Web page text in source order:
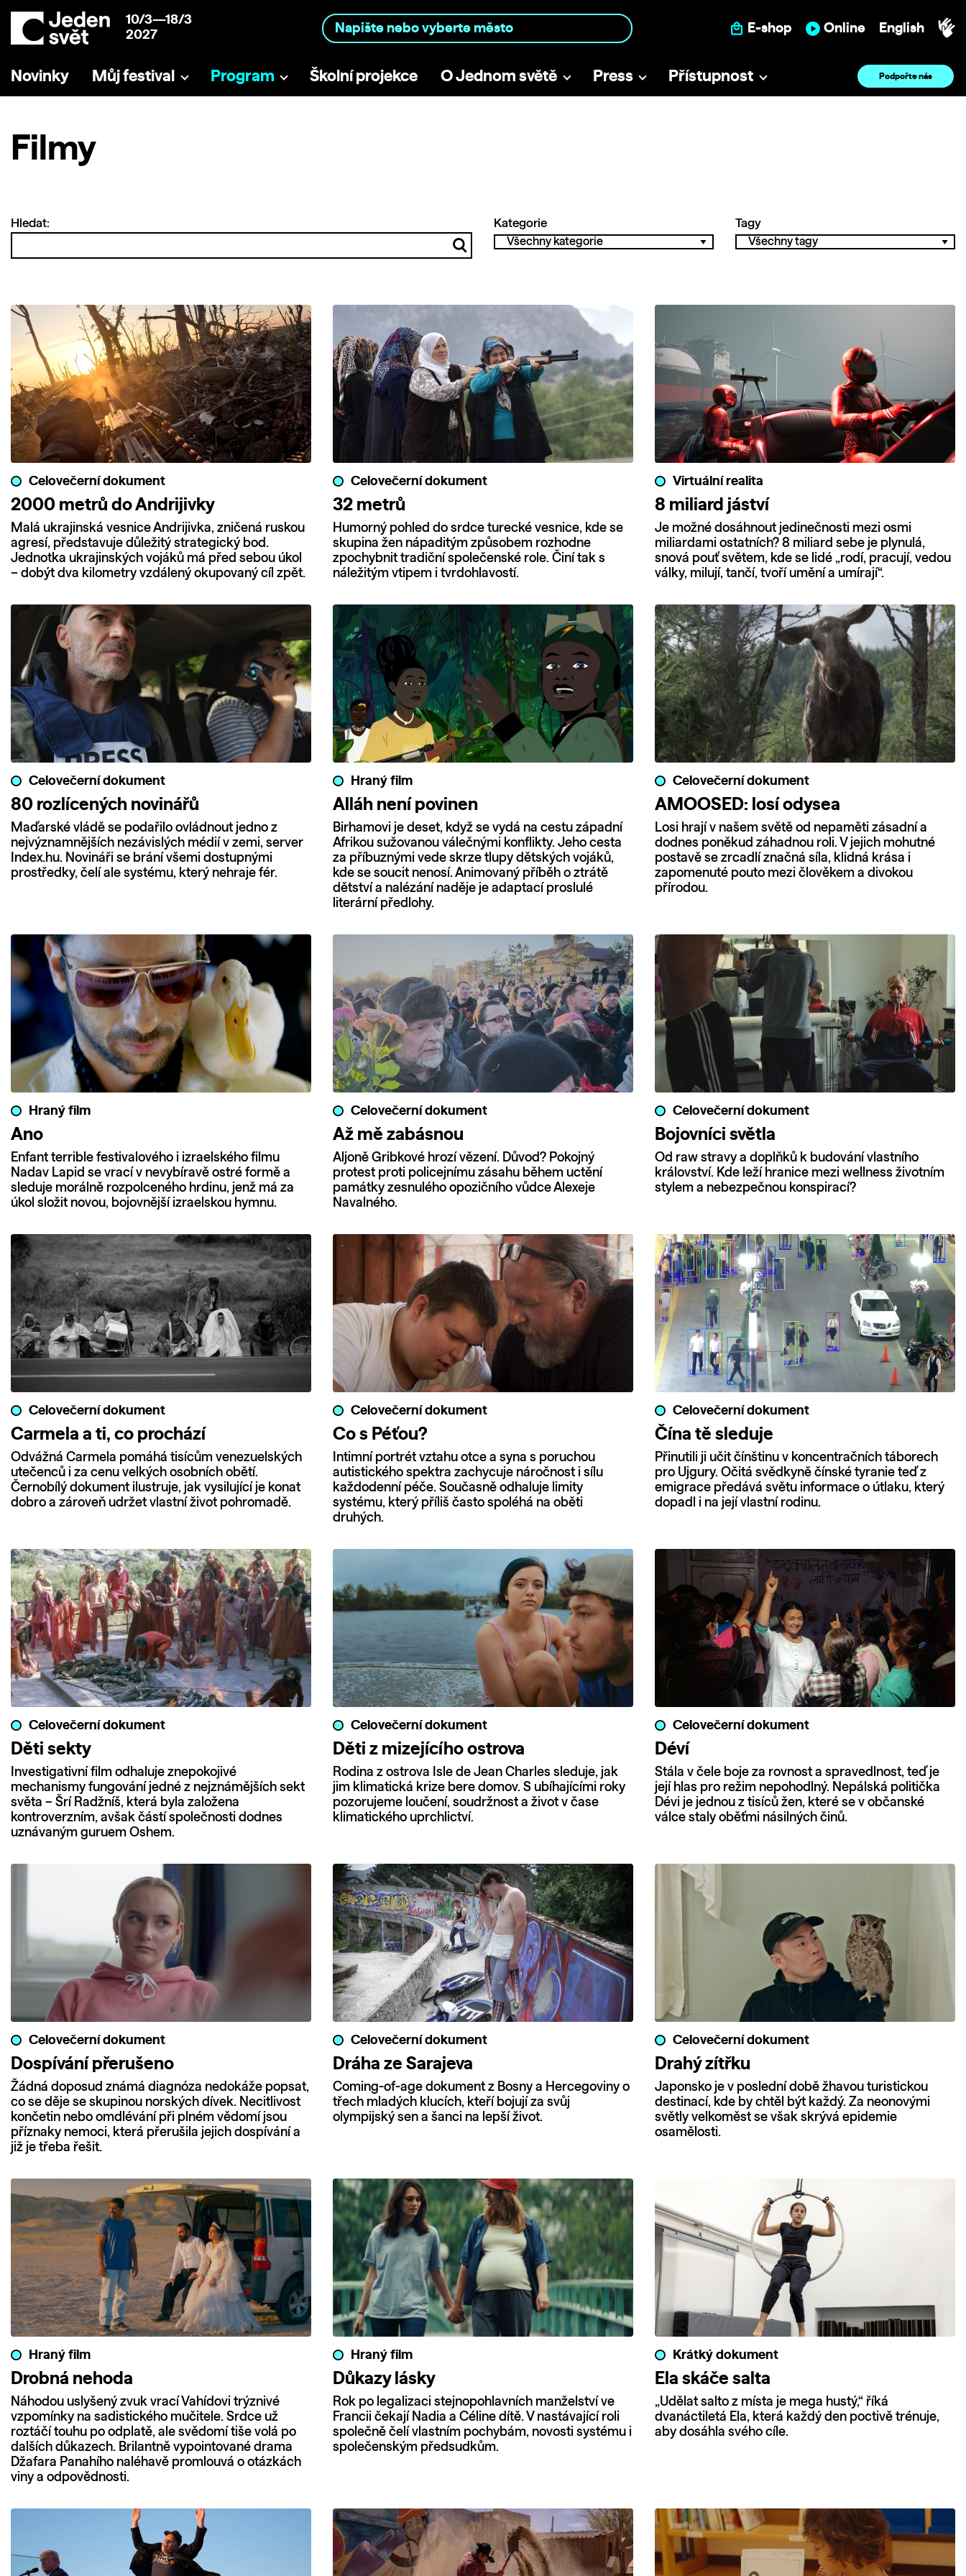
10/3—18/3
2027
E-shop Online English
Novinky Můj festival Program Školní projekce O Jednom světě Press Přístupnost Podpořte nás
Filmy
Hledat: Kategorie Tagy
Celovečerní dokument
2000 metrů do Andrijivky
Malá ukrajinská vesnice Andrijivka, zničená ruskou
agresí, představuje důležitý strategický bod.
Jednotka ukrajinských vojáků má před sebou úkol
– dobýt dva kilometry vzdálený okupovaný cíl zpět.
Celovečerní dokument
32 metrů
Humorný pohled do srdce turecké vesnice, kde se
skupina žen nápaditým způsobem rozhodne
zpochybnit tradiční společenské role. Činí tak s
náležitým vtipem i tvrdohlavostí.
Virtuální realita
8 miliard jáství
Je možné dosáhnout jedinečnosti mezi osmi
miliardami ostatních? 8 miliard sebe je plynulá,
snová pouť světem, kde se lidé „rodí, pracují, vedou
války, milují, tančí, tvoří umění a umírají“.
Celovečerní dokument
80 rozlícených novinářů
Maďarské vládě se podařilo ovládnout jedno z
nejvýznamnějších nezávislých médií v zemi, server
Index.hu. Novináři se brání všemi dostupnými
prostředky, čelí ale systému, který nehraje fér.
Hraný film
Alláh není povinen
Birhamovi je deset, když se vydá na cestu západní
Afrikou sužovanou válečnými konflikty. Jeho cesta
za příbuznými vede skrze tlupy dětských vojáků,
kde se soucit nenosí. Animovaný příběh o ztrátě
dětství a nalézání naděje je adaptací proslulé
literární předlohy.
Celovečerní dokument
AMOOSED: losí odysea
Losi hrají v našem světě od nepaměti zásadní a
dodnes poněkud záhadnou roli. V jejich mohutné
postavě se zrcadlí značná síla, klidná krása i
zapomenuté pouto mezi člověkem a divokou
přírodou.
Hraný film
Ano
Enfant terrible festivalového i izraelského filmu
Nadav Lapid se vrací v nevybíravě ostré formě a
sleduje morálně rozpolceného hrdinu, jenž má za
úkol složit novou, bojovnější izraelskou hymnu.
Celovečerní dokument
Až mě zabásnou
Aljoně Gribkové hrozí vězení. Důvod? Pokojný
protest proti policejnímu zásahu během uctění
památky zesnulého opozičního vůdce Alexeje
Navalného.
Celovečerní dokument
Bojovníci světla
Od raw stravy a doplňků k budování vlastního
království. Kde leží hranice mezi wellness životním
stylem a nebezpečnou konspirací?
Celovečerní dokument
Carmela a ti, co prochází
Odvážná Carmela pomáhá tisícům venezuelských
utečenců i za cenu velkých osobních obětí.
Černobílý dokument ilustruje, jak vysilující je konat
dobro a zároveň udržet vlastní život pohromadě.
Celovečerní dokument
Co s Péťou?
Intimní portrét vztahu otce a syna s poruchou
autistického spektra zachycuje náročnost i sílu
každodenní péče. Současně odhaluje limity
systému, který příliš často spoléhá na oběti
druhých.
Celovečerní dokument
Čína tě sleduje
Přinutili ji učit čínštinu v koncentračních táborech
pro Ujgury. Očitá svědkyně čínské tyranie teď z
emigrace předává světu informace o útlaku, který
dopadl i na její vlastní rodinu.
Celovečerní dokument
Děti sekty
Investigativní film odhaluje znepokojivé
mechanismy fungování jedné z nejznámějších sekt
světa – Šrí Radžníš, která byla založena
kontroverzním, avšak částí společnosti dodnes
uznávaným guruem Oshem.
Celovečerní dokument
Děti z mizejícího ostrova
Rodina z ostrova Isle de Jean Charles sleduje, jak
jim klimatická krize bere domov. S ubíhajícími roky
pozorujeme loučení, soudržnost a život v čase
klimatického uprchlictví.
Celovečerní dokument
Déví
Stála v čele boje za rovnost a spravedlnost, teď je
její hlas pro režim nepohodlný. Nepálská politička
Dévi je jednou z tisíců žen, které se v občanské
válce staly oběťmi násilných činů.
Celovečerní dokument
Dospívání přerušeno
Žádná doposud známá diagnóza nedokáže popsat,
co se děje se skupinou norských dívek. Necitlivost
končetin nebo omdlévání při plném vědomí jsou
příznaky nemoci, která přerušila jejich dospívání a
již je třeba řešit.
Celovečerní dokument
Dráha ze Sarajeva
Coming-of-age dokument z Bosny a Hercegoviny o
třech mladých klucích, kteří bojují za svůj
olympijský sen a šanci na lepší život.
Celovečerní dokument
Drahý zítřku
Japonsko je v poslední době žhavou turistickou
destinací, kde by chtěl být každý. Za neonovými
světly velkoměst se však skrývá epidemie
osamělosti.
Hraný film
Drobná nehoda
Náhodou uslyšený zvuk vrací Vahídovi trýznivé
vzpomínky na sadistického mučitele. Srdce už
roztáčí touhu po odplatě, ale svědomí tiše volá po
dalších důkazech. Brilantně vypointované drama
Džafara Panahího naléhavě promlouvá o otázkách
viny a odpovědnosti.
Hraný film
Důkazy lásky
Rok po legalizaci stejnopohlavních manželství ve
Francii čekají Nadia a Céline dítě. V nastávající roli
společně čelí vlastním pochybám, novosti systému i
společenským předsudkům.
Krátký dokument
Ela skáče salta
„Udělat salto z místa je mega hustý,“ říká
dvanáctiletá Ela, která každý den poctivě trénuje,
aby dosáhla svého cíle.